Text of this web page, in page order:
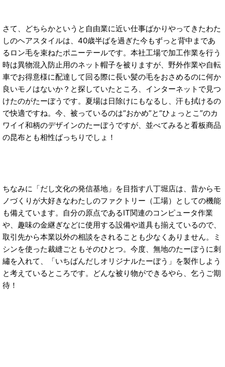
さて、どちらかというと自由業に近い仕事ばかりやってきたわた
しのヘアスタイルは、40歳半ばを過ぎた今もずっと背中まであ
るロン毛を束ねたポニーテールです。本社工場で加工作業を行う
時は異物混入防止用のネット帽子を被りますが、野外作業や自転
車でお得意様に配達して回る際に長い髪の毛をおさめるのに何か
良いモノはないか？と探していたところ、インターネットで見つ
けたのがたーぼうです。夏場は日除けにもなるし、汗も拭けるの
で快適ですね。今、被っているのは“おかめ”と“ひょっとこ”のカ
ワイイ和柄のデザインのたーぼうですが、並べてみると看板商品
の昆布とも相性ばっちりでしょ！
ちなみに「だし文化の発信基地」を目指す八丁堀店は、昔からモ
ノづくりが大好きなわたしのファクトリー（工場）としての機能
も備えています。自分の原点であるIT関連のコンピュータ作業
や、趣味の金継ぎなどに使用する設備や道具も揃えているので、
取引先から本業以外の相談をされることも少なくありません。ミ
シンを使った裁縫ごともそのひとつ。今度、無地のたーぼうに刺
繡を入れて、「いちばんだしオリジナルたーぼう」を製作しよう
と考えているところです。どんな被り物ができるやら、乞うご期
待！